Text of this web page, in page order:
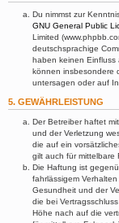
Du nimmst zur
GNU General Public
Limited
deutschsprachige
haben keinen Einfluss
können insbesondere
untersagen oder auf
5. GEWÄHRLEISTUNG
Der Betreiber haftet
und der Verletzung
die auf ein
gilt auch für mittelbare
Die Haftung ist
fahrlässigem
Gesundheit und der
die bei
Höhe nach auf die